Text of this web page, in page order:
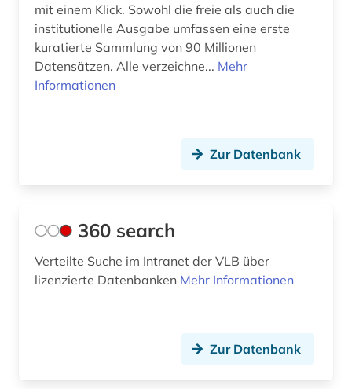
aussprache (1)
ausstellung (1)
australien (5)
autographen (1)
autographensammlung (1)
mit einem Klick. Sowohl die freie als auch die
institutionelle Ausgabe umfassen eine erste
kuratierte Sammlung von 90 Millionen
Datensätzen. Alle verzeichne... Mehr
Informationen
Zur Datenbank
360 search
Verteilte Suche im Intranet der VLB über
lizenzierte Datenbanken Mehr Informationen
Zur Datenbank